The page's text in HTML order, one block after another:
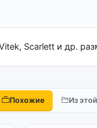
Scarlett и др.
Похожие Из